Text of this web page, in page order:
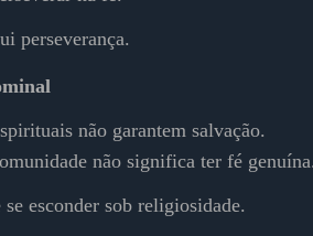
perseverança.
não garantem salvação.
não significa ter fé
esconder sob religiosidade.